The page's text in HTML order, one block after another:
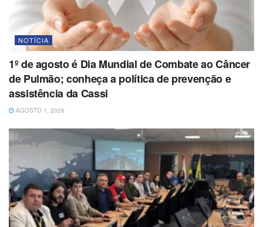
NOTÍCIA
1º de agosto é Dia Mundial de Combate ao Câncer
de Pulmão; conheça a política de prevenção e
assistência da Cassi
AGOSTO 1, 2026